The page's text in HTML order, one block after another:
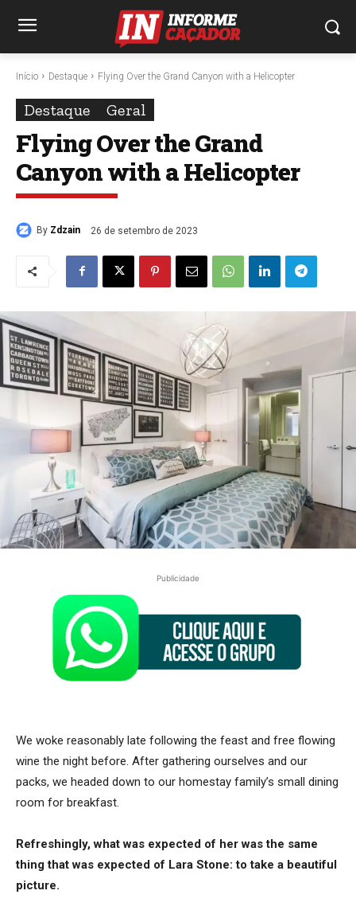
Início Destaque Flying Over the Grand Canyon with a Helicopter
Destaque Geral
Flying Over the Grand
Canyon with a Helicopter
By Zdzain 26 de setembro de 2023
Publicidade
We woke reasonably late following the feast and free flowing
wine the night before. After gathering ourselves and our
packs, we headed down to our homestay family’s small dining
room for breakfast.
Refreshingly, what was expected of her was the same
thing that was expected of Lara Stone: to take a beautiful
picture.